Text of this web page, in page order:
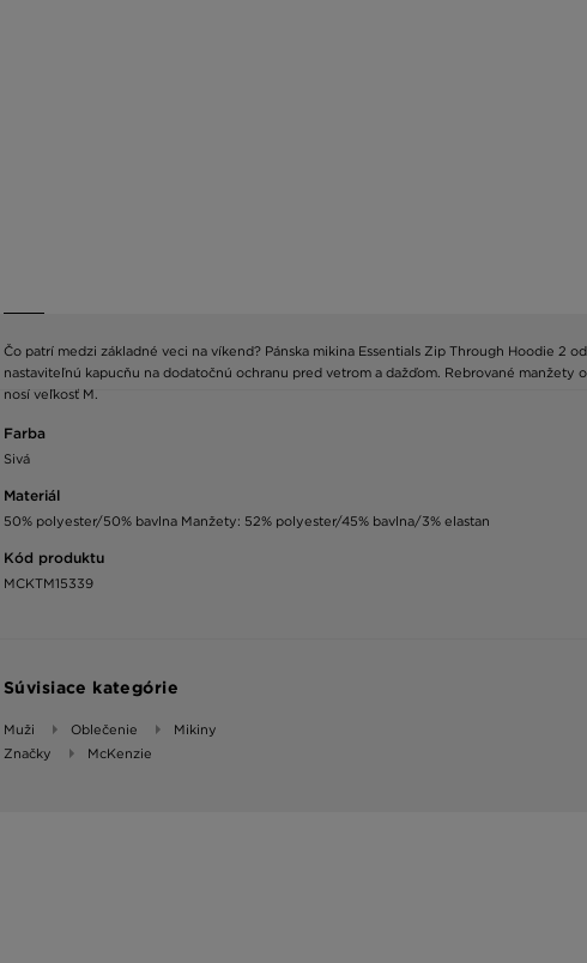
Čo patrí medzi základné veci na víkend? Pánska mikina Essentials Zip Through Hoodie
nastaviteľnú kapucňu na dodatočnú ochranu pred vetrom a dažďom. Rebrované
nosí veľkosť M.
Farba
Sivá
Materiál
50% polyester/50% bavlna Manžety: 52% polyester/45% bavlna/3% elastan
Kód produktu
MCKTM15339
Súvisiace kategórie
Muži Oblečenie
Mikiny
Značky
McKenzie